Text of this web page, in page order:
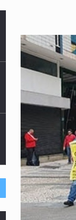
العربي >> المزيد
>> المزيد